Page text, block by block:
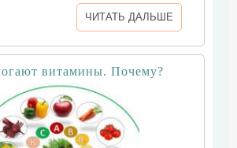
ЧИТАТЬ ДАЛЬШЕ
витамины. Почему?